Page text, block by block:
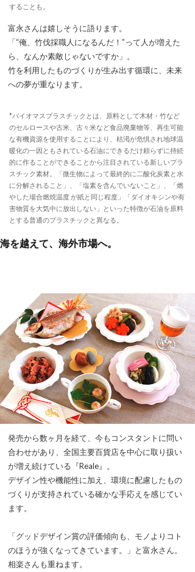
することも。
富永さんは嬉しそうに語ります。
「“俺、竹伐採職人になるんだ！”って人が増えた
ら、なんか素敵じゃないですか」。
竹を利用したものづくりが生み出す循環に、未来
への夢が重なります。
*バイオマスプラスチックとは、原料として木材・竹など
のセルロースや古米、古々米など食品廃棄物等、再生可能
な有機資源を使用することにより、枯渇が危惧され地球温
暖化の一因ともされている石油にできるだけ頼らずに持続
的に作ることができることから注目されている新しいプラ
スチック素材。「微生物によって最終的に二酸化炭素と水
に分解されること」、「塩素を含んでいないこと」、「燃
やした場合燃焼温度 が紙と同じ程度」「ダイオキシンや有
害物質を大気中に放出しない」といった特徴が石油を原料
とする普通のプラスチックと異なる。
海を越えて、海外市場へ。
発売から数ヶ月を経て、今もコンスタントに問い
合わせがあり、全国主要百貨店を中心に取り扱い
が増え続けている『Reale』。
デザイン性や機能性に加え、環境に配慮したもの
づくりが支持されている確かな手応えを感じてい
ます。
「グッドデザイン賞の評価傾向も、モノよりコト
のほうが強くなってきています。」と富永さん。
相楽さんも重ねます。